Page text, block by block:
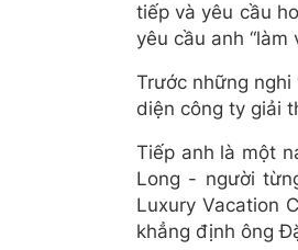
tiếp và yêu cầu
yêu cầu anh “làm
Trước những
diện công ty giải
Tiếp anh là một
Long - người
Luxury Vacation
khẳng định ông